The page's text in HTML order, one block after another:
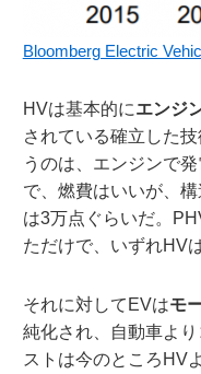
Bloomberg Electric
HVは基本的にエンジ
されている確立した
うのは、エンジンで
で、燃費はいいが、
は3万点ぐらいだ。
ただけで、いずれHV
それに対してEVはモ
純化され、自動車よ
ストは今のところHV